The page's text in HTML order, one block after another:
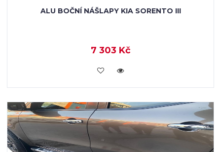
ALU BOČNÍ NÁŠLAPY KIA SORENTO III
7 303 Kč
KOUPIT